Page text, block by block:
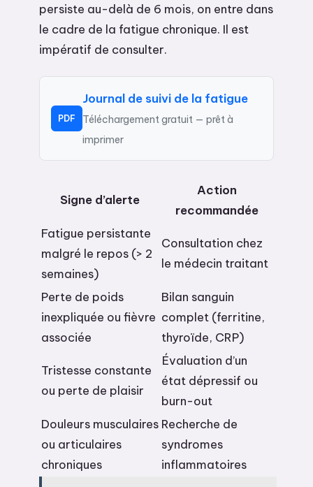
persiste au-delà de 6 mois, on entre dans
le cadre de la fatigue chronique. Il est
impératif de consulter.
PDF
Journal de suivi de la fatigue
Téléchargement gratuit — prêt à
imprimer
Signe d’alerte
Action
recommandée
Fatigue persistante
malgré le repos (> 2
semaines)
Consultation chez
le médecin traitant
Perte de poids
inexpliquée ou fièvre
associée
Bilan sanguin
complet (ferritine,
thyroïde, CRP)
Tristesse constante
ou perte de plaisir
Évaluation d’un
état dépressif ou
burn-out
Douleurs musculaires
ou articulaires
chroniques
Recherche de
syndromes
inflammatoires